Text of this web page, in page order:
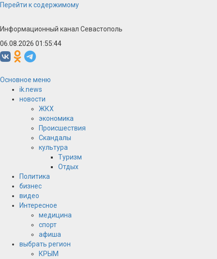
Перейти к содержимому
Информационный канал Севастополь
06.08.2026 01:55:45
Основное меню
ik.news
новости
ЖКХ
экономика
Происшествия
Скандалы
культура
Туризм
Отдых
Политика
бизнес
видео
Интересное
медицина
спорт
афиша
выбрать регион
КРЫМ